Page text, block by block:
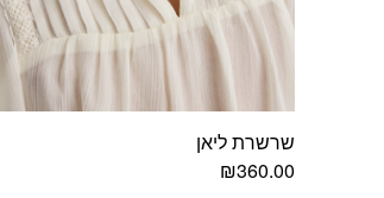
שרשרת ליאן
₪360.00